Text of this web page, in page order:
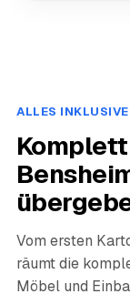
ALLES INKLUSIVE
Vom ersten
räumt die
Möbel und